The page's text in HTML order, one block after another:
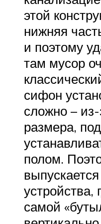
этой
нижняя
и поэтому
там мусор
сифон
сложно –
размера,
полом.
устройства,
самой